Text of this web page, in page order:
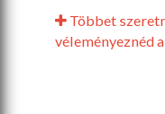
Többet
véleményeznéd